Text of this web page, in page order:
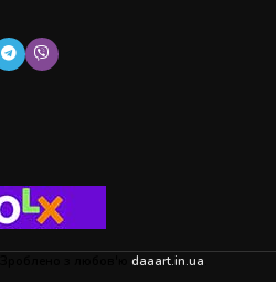
daaart.in.ua